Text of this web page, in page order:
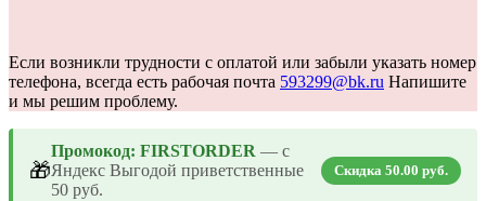
Если возникли трудности с оплатой или забыли указать номер
телефона, всегда есть рабочая почта 593299@bk.ru Напишите
и мы решим проблему.
🎁
Промокод: FIRSTORDER — с
Яндекс Выгодой приветственные
50 руб.
Скидка 50.00 руб.